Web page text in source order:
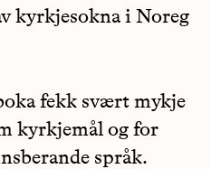
kyrkjesokna i Noreg
fekk svært mykje
kyrkjemål og for
språk.